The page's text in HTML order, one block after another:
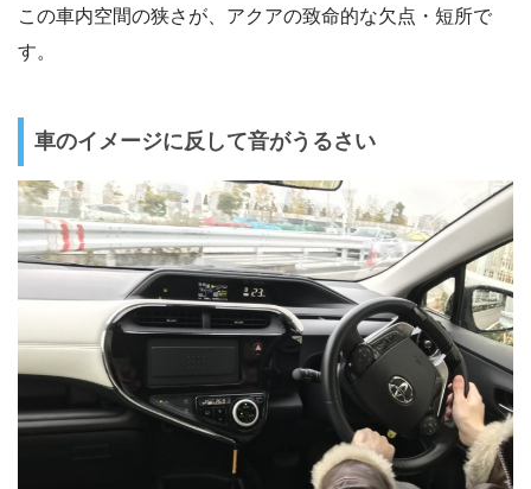
この車内空間の狭さが、アクアの致命的な欠点・短所で
す。
車のイメージに反して音がうるさい